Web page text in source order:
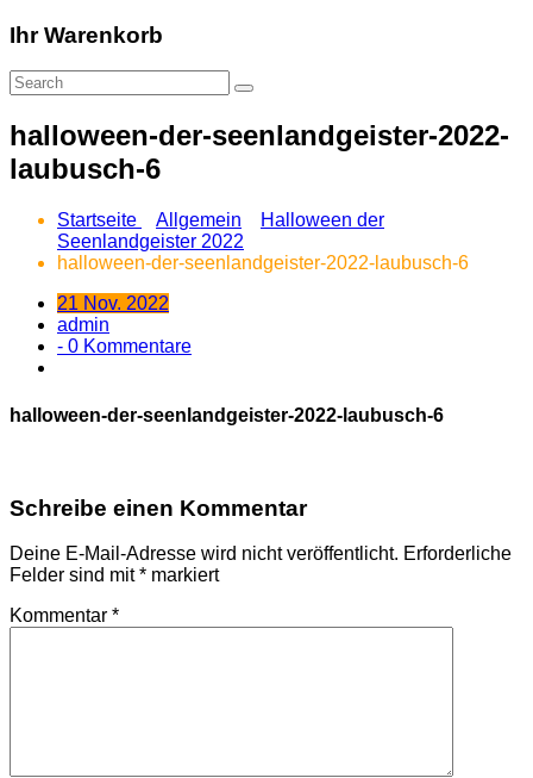
Ihr Warenkorb
halloween-der-seenlandgeister-2022-
laubusch-6
Startseite Allgemein
Halloween der
Seenlandgeister 2022
halloween-der-seenlandgeister-2022-laubusch-6
21 Nov. 2022
admin
- 0 Kommentare
halloween-der-seenlandgeister-2022-laubusch-6
Schreibe einen Kommentar
Deine E-Mail-Adresse wird nicht veröffentlicht. Erforderliche
Felder sind mit* markiert
Kommentar *